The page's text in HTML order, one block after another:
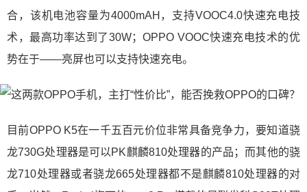
合，该机电池容量为4000mAH，支持VOOC4.0快速充电技
术，最高功率达到了30W；OPPO VOOC快速充电技术的优
势在于——亮屏也可以支持快速充电。
目前OPPO K5在一千五百元价位非常具备竞争力，要知道骁
龙730G处理器是可以PK麒麟810处理器的产品；而其他的骁
龙710处理器或者骁龙665处理器都不是麒麟810处理器的对